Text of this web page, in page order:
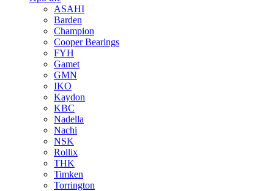
ASAHI
Barden
Champion
Cooper Bearings
FYH
Gamet
GMN
IKO
Kaydon
KBC
Nadella
Nachi
NSK
Rollix
THK
Timken
Torrington